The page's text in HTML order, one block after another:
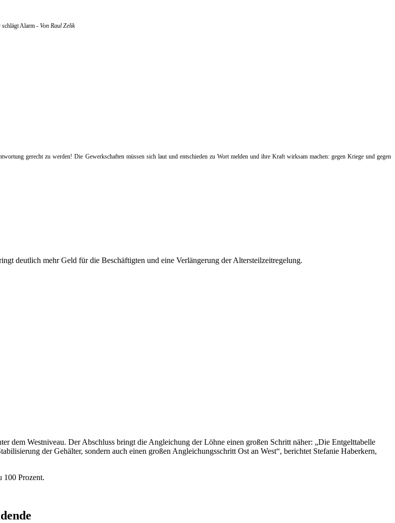
schlägt Alarm - Von Raul Zelik
gerecht zu werden! Die Gewerkschaften müssen sich laut und entschieden zu Wort melden und ihre Kraft wirksam machen: gegen Kriege und gegen
deutlich mehr Geld für die Beschäftigten und eine Verlängerung der Altersteilzeitregelung.
dem Westniveau. Der Abschluss bringt die Angleichung der Löhne einen großen Schritt näher: „Die Entgelttabelle
der Gehälter, sondern auch einen großen Angleichungsschritt Ost an West“, berichtet Stefanie Haberkern,
100 Prozent.